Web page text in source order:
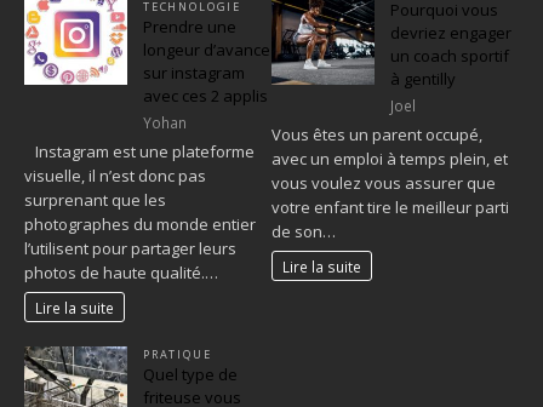
TECHNOLOGIE
Prendre une
longeur d’avance
sur instagram
avec ces 2 applis
Yohan
Instagram est une plateforme
visuelle, il n’est donc pas
surprenant que les
photographes du monde entier
l’utilisent pour partager leurs
photos de haute qualité.…
Lire la suite
Pourquoi vous
devriez engager
un coach sportif
à gentilly
Joel
Vous êtes un parent occupé,
avec un emploi à temps plein, et
vous voulez vous assurer que
votre enfant tire le meilleur parti
de son…
Lire la suite
PRATIQUE
Quel type de
friteuse vous